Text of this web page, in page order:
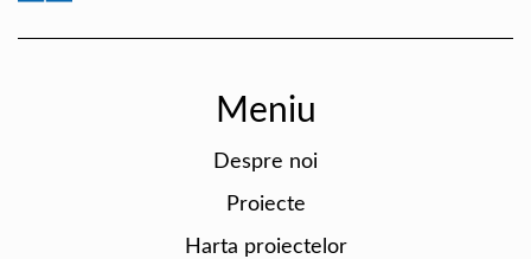
Meniu
Despre noi
Proiecte
Harta proiectelor